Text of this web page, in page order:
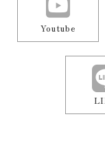
Youtube